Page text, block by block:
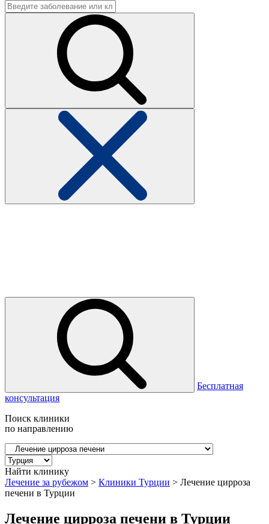
Бесплатная
консультация
Поиск клиники
по направлению
Найти клинику
Лечение за рубежом > Клиники Турции > Лечение цирроза
печени в Турции
Лечение цирроза печени в Турции